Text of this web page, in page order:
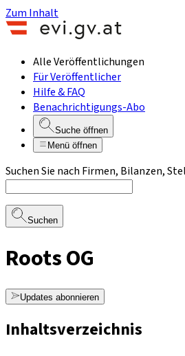
Zum Inhalt
Alle Veröffentlichungen
Für Veröffentlicher
Hilfe & FAQ
Benachrichtigungs-Abo
Suche öffnen
Menü öffnen
Suchen Sie nach Firmen, Bilanzen,
Suchen
Roots OG
Updates abonnieren
Inhaltsverzeichnis